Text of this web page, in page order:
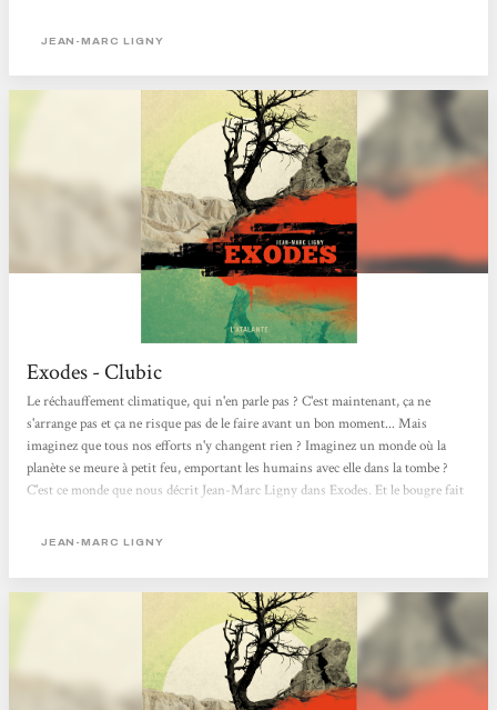
multiplient. Sauf que le consortium entend exploiter la découverte pour son
JEAN-MARC LIGNY
Exodes - Clubic
Le réchauffement climatique, qui n'en parle pas ? C'est maintenant, ça ne
s'arrange pas et ça ne risque pas de le faire avant un bon moment... Mais
imaginez que tous nos efforts n'y changent rien ? Imaginez un monde où la
planète se meure à petit feu, emportant les humains avec elle dans la tombe ?
C'est ce monde que nous décrit Jean-Marc Ligny dans Exodes. Et le bougre fait
apocalyptique. Ma recommandation ? Foncez dans ce livre tête baissée ! Comme
JEAN-MARC LIGNY